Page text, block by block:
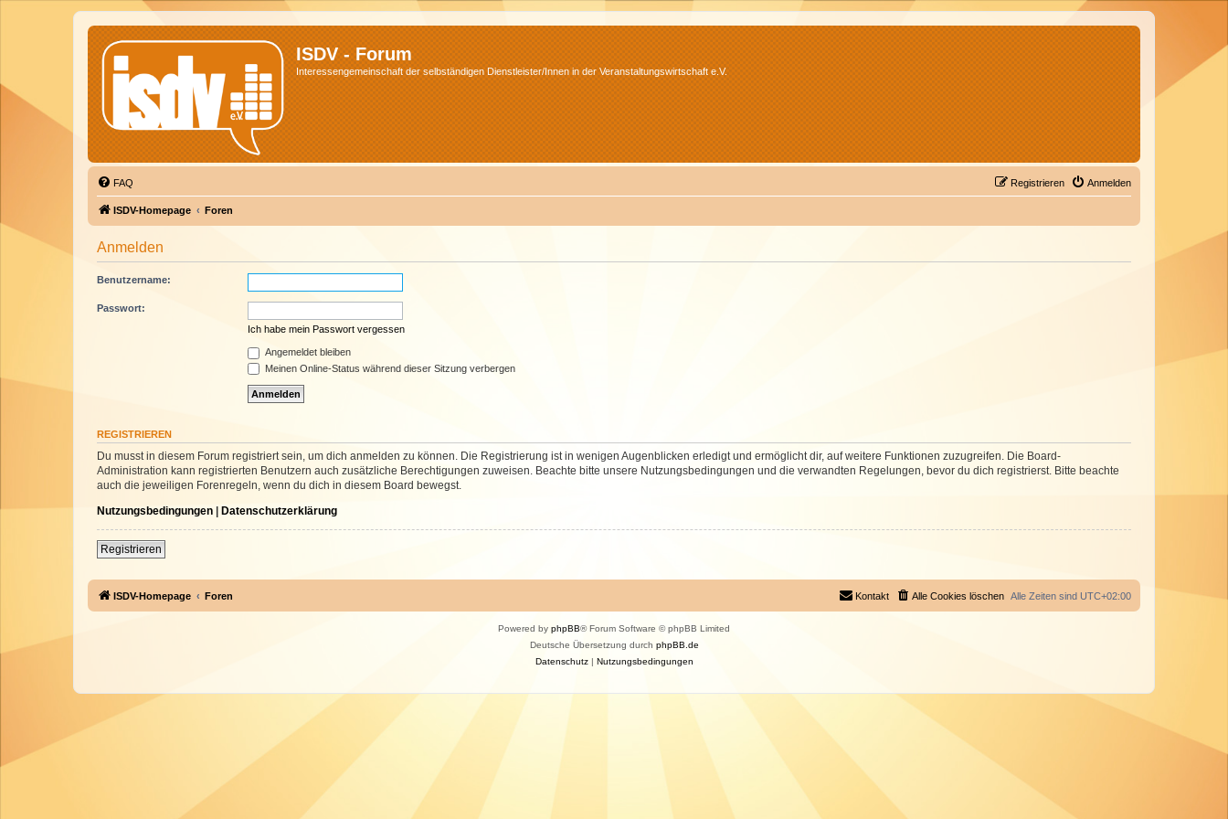
ISDV - Forum
Interessengemeinschaft der selbständigen Dienstleister/Innen in der Veranstaltungswirtschaft e.V.
FAQ Anmelden
Registrieren
ISDV-Homepage Foren
Anmelden
Benutzername:
Passwort:
Ich habe mein Passwort vergessen
Angemeldet bleiben
Meinen Online-Status während dieser Sitzung verbergen
REGISTRIEREN
Du musst in diesem Forum registriert sein, um dich anmelden zu können. Die Registrierung ist in wenigen Augenblicken erledigt und ermöglicht dir, auf weitere Funktionen zuzugreifen. Die Board-
Administration kann registrierten Benutzern auch zusätzliche Berechtigungen zuweisen. Beachte bitte unsere Nutzungsbedingungen und die verwandten Regelungen, bevor du dich registrierst. Bitte beachte
auch die jeweiligen Forenregeln, wenn du dich in diesem Board bewegst.
Nutzungsbedingungen | Datenschutzerklärung
Registrieren
ISDV-Homepage Foren Alle Zeiten sind UTC+02:00
Alle Cookies löschen
Kontakt
Powered by phpBB® Forum Software © phpBB Limited
Deutsche Übersetzung durch phpBB.de
Datenschutz| Nutzungsbedingungen